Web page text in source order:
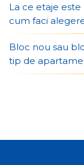
La ce etaje
cum faci
Bloc nou sau
tip de